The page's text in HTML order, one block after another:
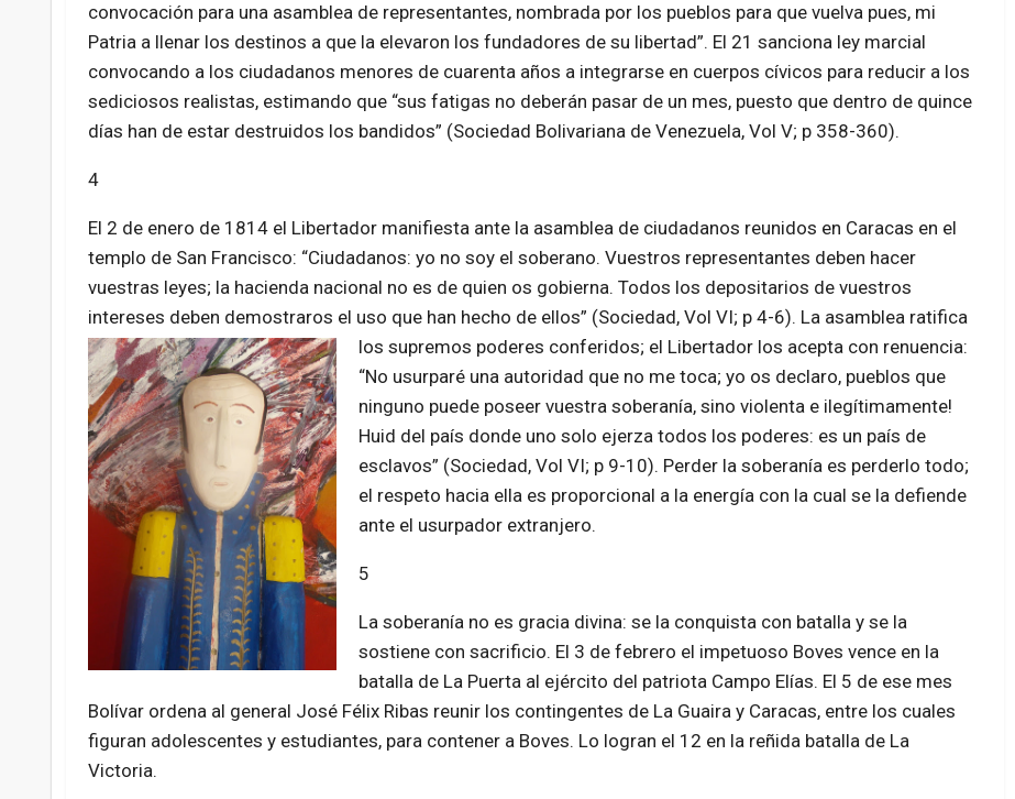
convocación para una asamblea de representantes, nombrada por los pueblos para que vuelva pues, mi
Patria a llenar los destinos a que la elevaron los fundadores de su libertad”. El 21 sanciona ley marcial
convocando a los ciudadanos menores de cuarenta años a integrarse en cuerpos cívicos para reducir a los
sediciosos realistas, estimando que “sus fatigas no deberán pasar de un mes, puesto que dentro de quince
días han de estar destruidos los bandidos” (Sociedad Bolivariana de Venezuela, Vol V; p 358-360).
4
El 2 de enero de 1814 el Libertador manifiesta ante la asamblea de ciudadanos reunidos en Caracas en el
templo de San Francisco: “Ciudadanos: yo no soy el soberano. Vuestros representantes deben hacer
vuestras leyes; la hacienda nacional no es de quien os gobierna. Todos los depositarios de vuestros
intereses deben demostraros el uso que han hecho de ellos” (Sociedad, Vol VI; p 4-6). La asamblea ratifica
los supremos poderes conferidos; el Libertador los acepta con renuencia:
“No usurparé una autoridad que no me toca; yo os declaro, pueblos que
ninguno puede poseer vuestra soberanía, sino violenta e ilegítimamente!
Huid del país donde uno solo ejerza todos los poderes: es un país de
esclavos” (Sociedad, Vol VI; p 9-10). Perder la soberanía es perderlo todo;
el respeto hacia ella es proporcional a la energía con la cual se la defiende
ante el usurpador extranjero.
5
La soberanía no es gracia divina: se la conquista con batalla y se la
sostiene con sacrificio. El 3 de febrero el impetuoso Boves vence en la
batalla de La Puerta al ejército del patriota Campo Elías. El 5 de ese mes
Bolívar ordena al general José Félix Ribas reunir los contingentes de La Guaira y Caracas, entre los cuales
figuran adolescentes y estudiantes, para contener a Boves. Lo logran el 12 en la reñida batalla de La
Victoria.